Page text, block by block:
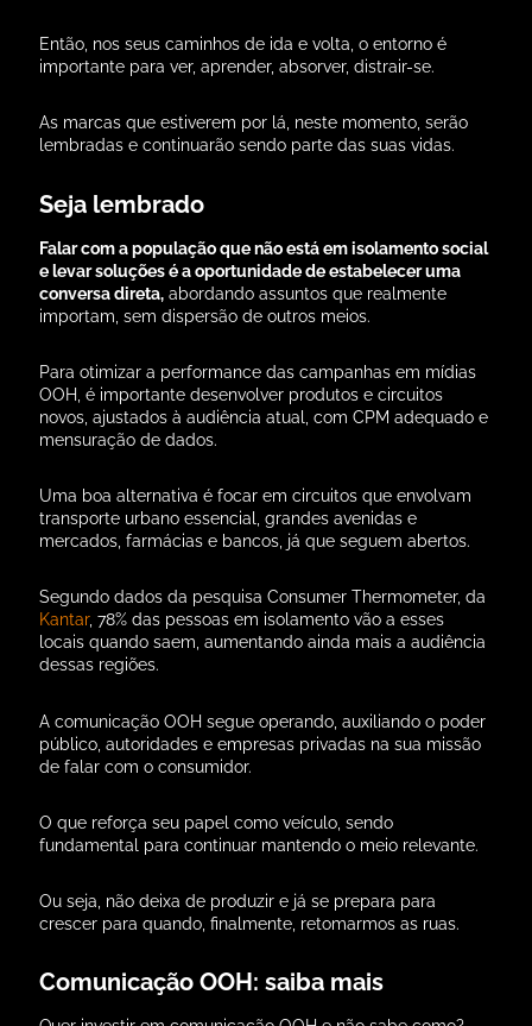
Então, nos seus caminhos de ida e volta, o entorno é
importante para ver, aprender, absorver, distrair-se.
As marcas que estiverem por lá, neste momento, serão
lembradas e continuarão sendo parte das suas vidas.
Seja lembrado
Falar com a população que não está em isolamento social
e levar soluções é a oportunidade de estabelecer uma
conversa direta, abordando assuntos que realmente
importam, sem dispersão de outros meios.
Para otimizar a performance das campanhas em mídias
OOH, é importante desenvolver produtos e circuitos
novos, ajustados à audiência atual, com CPM adequado e
mensuração de dados.
Uma boa alternativa é focar em circuitos que envolvam
transporte urbano essencial, grandes avenidas e
mercados, farmácias e bancos, já que seguem abertos.
Segundo dados da pesquisa Consumer Thermometer, da
Kantar, 78% das pessoas em isolamento vão a esses
locais quando saem, aumentando ainda mais a audiência
dessas regiões.
A comunicação OOH segue operando, auxiliando o poder
público, autoridades e empresas privadas na sua missão
de falar com o consumidor.
O que reforça seu papel como veículo, sendo
fundamental para continuar mantendo o meio relevante.
Ou seja, não deixa de produzir e já se prepara para
crescer para quando, finalmente, retomarmos as ruas.
Comunicação OOH: saiba mais